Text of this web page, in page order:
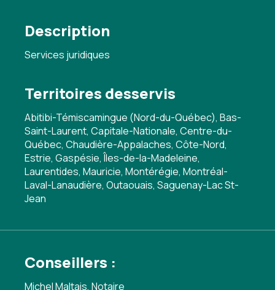
Description
Services juridiques
Territoires desservis
Abitibi-Témiscamingue (Nord-du-Québec), Bas-
Saint-Laurent, Capitale-Nationale, Centre-du-
Québec, Chaudière-Appalaches, Côte-Nord,
Estrie, Gaspésie, Îles-de-la-Madeleine,
Laurentides, Mauricie, Montérégie, Montréal-
Laval-Lanaudière, Outaouais, Saguenay-Lac St-
Jean
Conseillers :
Michel Maltais, Notaire